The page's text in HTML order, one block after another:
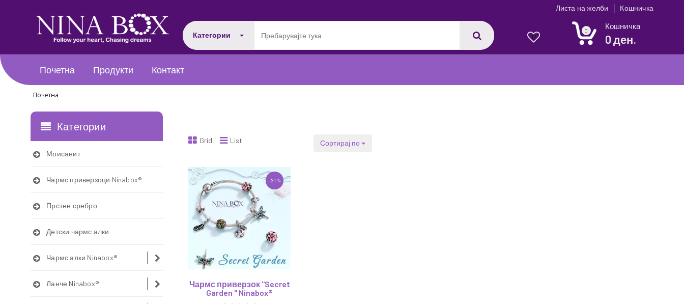
Листа на желби Кошничка
Категории 0
0
Кошничка
0 ден.
Почетна Продукти Контакт
Почетна
Grid List Сортирај по
-21%
Чармс приверзок "Secret
Garden " Ninabox®
Категории
Моисанит
Чармс приверзоци Ninabox®
Прстен сребро
Детски чармс алки
Чармс алки Ninabox®
Ланче Ninabox®